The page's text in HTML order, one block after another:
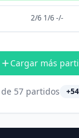
2/6 1/6 -/-
Cargar más
de 57 partidos +54